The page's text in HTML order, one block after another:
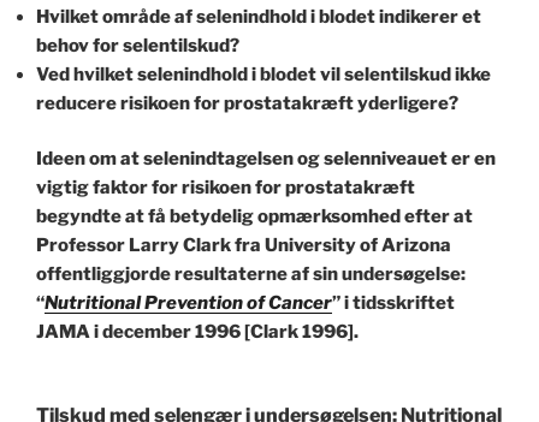
Hvilket område af selenindhold i blodet indikerer et
behov for selentilskud?
Ved hvilket selenindhold i blodet vil selentilskud ikke
reducere risikoen for prostatakræft yderligere?
Ideen om at selenindtagelsen og selenniveauet er en
vigtig faktor for risikoen for prostatakræft
begyndte at få betydelig opmærksomhed efter at
Professor Larry Clark fra University of Arizona
offentliggjorde resultaterne af sin undersøgelse:
“Nutritional Prevention of Cancer” i tidsskriftet
JAMA i december 1996 [Clark 1996].
Tilskud med selengær i undersøgelsen: Nutritional